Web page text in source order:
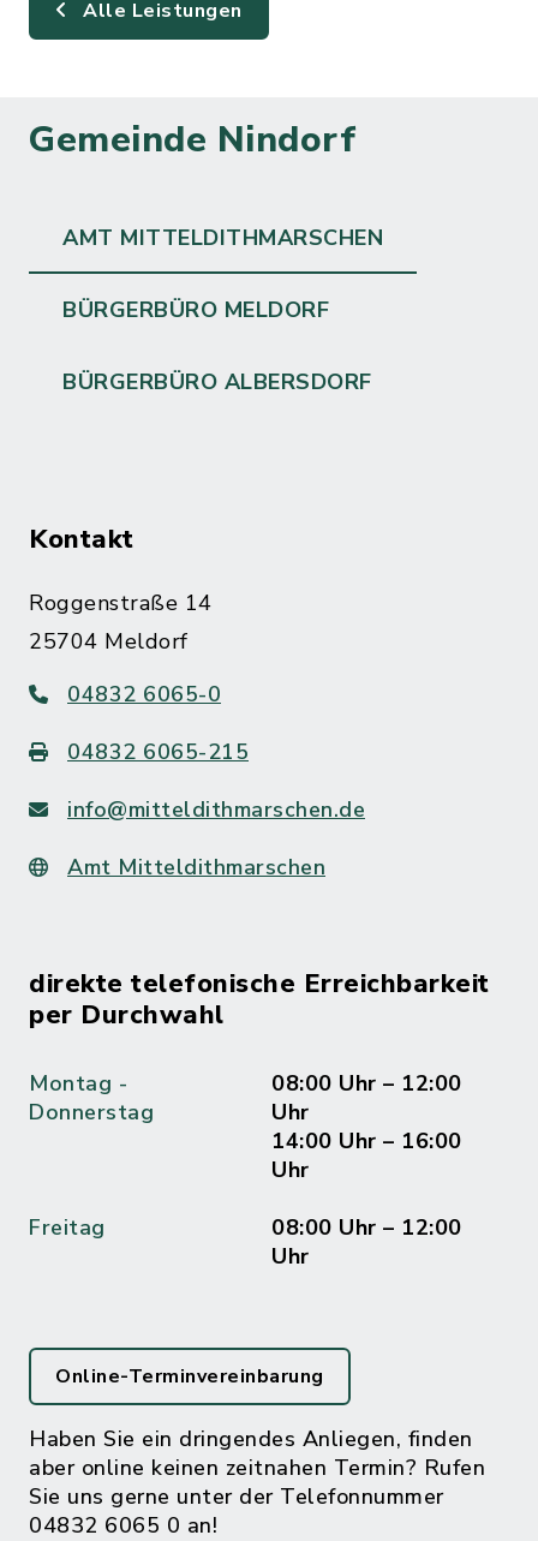
Alle Leistungen
Gemeinde Nindorf
AMT MITTELDITHMARSCHEN
BÜRGERBÜRO MELDORF
BÜRGERBÜRO ALBERSDORF
Kontakt
Roggenstraße 14
25704 Meldorf
04832 6065-0
04832 6065-215
info@mitteldithmarschen.de
Amt Mitteldithmarschen
direkte telefonische Erreichbarkeit
per Durchwahl
Montag -
Donnerstag
08:00 Uhr – 12:00
Uhr
14:00 Uhr – 16:00
Uhr
Freitag
08:00 Uhr – 12:00
Uhr
Online-Terminvereinbarung
Haben Sie ein dringendes Anliegen, finden
aber online keinen zeitnahen Termin? Rufen
Sie uns gerne unter der Telefonnummer
04832 6065 0 an!